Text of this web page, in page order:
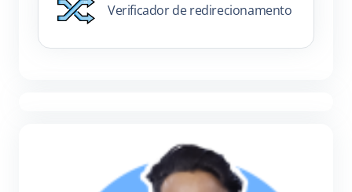
Verificador de redirecionamento